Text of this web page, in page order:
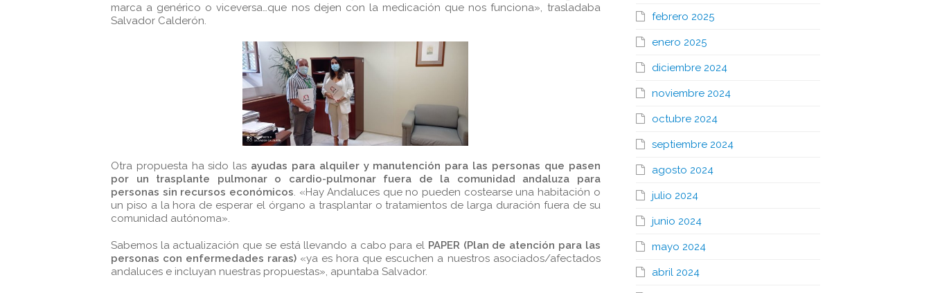
marca a genérico o viceversa…que nos dejen con la medicación que nos funciona», trasladaba
Salvador Calderón.
Otra propuesta ha sido las ayudas para alquiler y manutención para las personas que pasen
por un trasplante pulmonar o cardio-pulmonar fuera de la comunidad andaluza para
personas sin recursos económicos . «Hay Andaluces que no pueden costearse una habitación o
un piso a la hora de esperar el órgano a trasplantar o tratamientos de larga duración fuera de su
comunidad autónoma».
Sabemos la actualización que se está llevando a cabo para el PAPER (Plan de atención para las
personas con enfermedades raras) «ya es hora que escuchen a nuestros asociados/afectados
andaluces e incluyan nuestras propuestas», apuntaba Salvador.
febrero 2025
enero 2025
diciembre 2024
noviembre 2024
octubre 2024
septiembre 2024
agosto 2024
julio 2024
junio 2024
mayo 2024
abril 2024